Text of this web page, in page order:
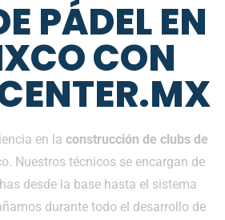
PÁDEL EN
CON
en la construcción de clubs de
Nuestros técnicos se encargan de
desde la base hasta el sistema
durante todo el desarrollo de